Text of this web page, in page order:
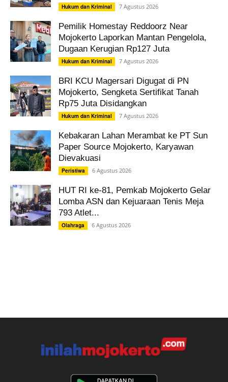
Hukum dan Kriminal 7 Agustus 2026
Pemilik Homestay Reddoorz Near
Mojokerto Laporkan Mantan Pengelola,
Dugaan Kerugian Rp127 Juta
Hukum dan Kriminal 7 Agustus 2026
BRI KCU Magersari Digugat di PN
Mojokerto, Sengketa Sertifikat Tanah
Rp75 Juta Disidangkan
Hukum dan Kriminal 7 Agustus 2026
Kebakaran Lahan Merambat ke PT Sun
Paper Source Mojokerto, Karyawan
Dievakuasi
Peristiwa 6 Agustus 2026
HUT RI ke-81, Pemkab Mojokerto Gelar
Lomba ASN dan Kejuaraan Tenis Meja
793 Atlet...
Olahraga 6 Agustus 2026